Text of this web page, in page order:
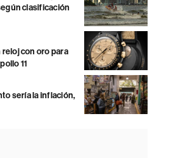
clasificación
reloj con oro para
11
sería la inflación,